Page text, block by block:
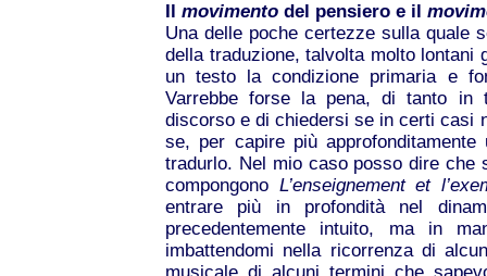
Il movimento del pensiero e il
Una delle poche certezze sulla quale
della traduzione, talvolta molto lontani
un testo la condizione primaria e
Varrebbe forse la pena, di tanto in
discorso e di chiedersi se in certi casi
se, per capire più
tradurlo. Nel mio caso posso dire che
compongono L’enseignement et
entrare più in profondità nel
precedentemente intuito, ma in
imbattendomi nella ricorrenza di